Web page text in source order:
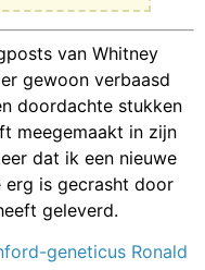
van Whitney
gewoon verbaasd
doordachte stukken
meegemaakt in zijn
dat ik een nieuwe
is gecrasht door
geleverd.
geneticus Ronald